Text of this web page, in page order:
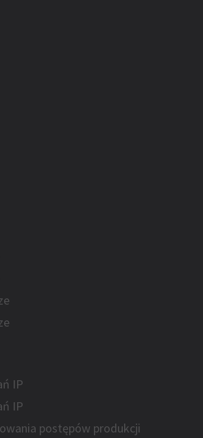
IP
IP
postępów produkcji